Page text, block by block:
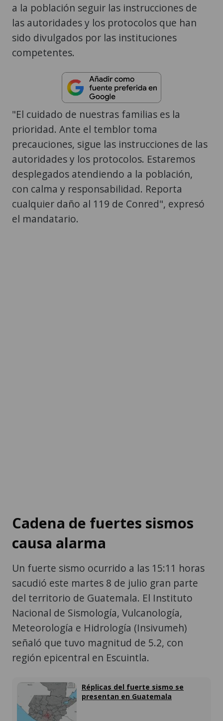
a la población seguir las instrucciones de
las autoridades y los protocolos que han
sido divulgados por las instituciones
competentes.
"El cuidado de nuestras familias es la
prioridad. Ante el temblor toma
precauciones, sigue las instrucciones de las
autoridades y los protocolos. Estaremos
desplegados atendiendo a la población,
con calma y responsabilidad. Reporta
cualquier daño al 119 de Conred", expresó
el mandatario.
Cadena de fuertes sismos
causa alarma
Un fuerte sismo ocurrido a las 15:11 horas
sacudió este martes 8 de julio gran parte
del territorio de Guatemala. El Instituto
Nacional de Sismología, Vulcanología,
Meteorología e Hidrología (Insivumeh)
señaló que tuvo magnitud de 5.2, con
región epicentral en Escuintla.
Réplicas del fuerte sismo se
presentan en Guatemala